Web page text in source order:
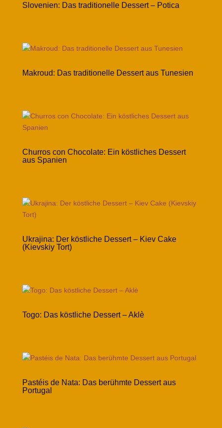
Slovenien: Das traditionelle Dessert – Potica
Makroud: Das traditionelle Dessert aus Tunesien
Churros con Chocolate: Ein köstliches Dessert
aus Spanien
Ukrajina: Der köstliche Dessert – Kiev Cake
(Kievskiy Tort)
Togo: Das köstliche Dessert – Aklè
Pastéis de Nata: Das berühmte Dessert aus
Portugal